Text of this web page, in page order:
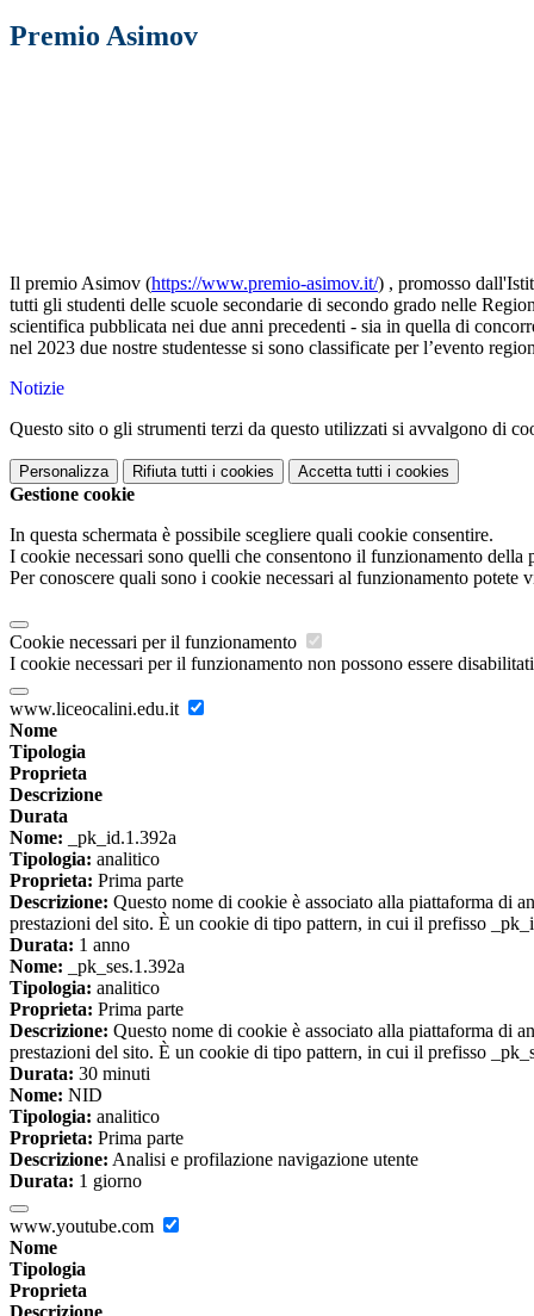
Premio Asimov
Il premio Asimov (https://www.premio-asimov.it/) , promosso
tutti gli studenti delle scuole secondarie di secondo grado nelle
scientifica pubblicata nei due anni precedenti - sia in quella di
nel 2023 due nostre studentesse si sono classificate per l’evento
Notizie
Questo sito o gli strumenti terzi da questo utilizzati si avvalgono di
Personalizza Rifiuta tutti i cookies Accetta tutti i cookies
Gestione cookie
In questa schermata è possibile scegliere quali cookie consentire.
I cookie necessari sono quelli che consentono il funzionamento
Per conoscere quali sono i cookie necessari al funzionamento potete
Cookie necessari per il funzionamento
I cookie necessari per il funzionamento non possono essere
www.liceocalini.edu.it
Nome
Tipologia
Proprieta
Descrizione
Durata
Nome: _pk_id.1.392a
Tipologia: analitico
Proprieta: Prima parte
Descrizione: Questo nome di cookie è associato alla piattaforma di
prestazioni del sito. È un cookie di tipo pattern, in cui il prefisso
Durata: 1 anno
Nome: _pk_ses.1.392a
Tipologia: analitico
Proprieta: Prima parte
Descrizione: Questo nome di cookie è associato alla piattaforma di
prestazioni del sito. È un cookie di tipo pattern, in cui il prefisso
Durata: 30 minuti
Nome: NID
Tipologia: analitico
Proprieta: Prima parte
Descrizione: Analisi e profilazione navigazione utente
Durata: 1 giorno
www.youtube.com
Nome
Tipologia
Proprieta